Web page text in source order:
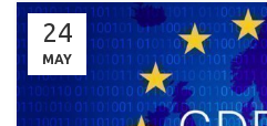
24
MAY